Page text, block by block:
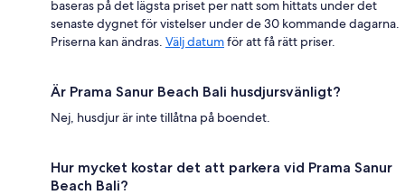
baseras på det lägsta priset per natt som hittats under det
senaste dygnet för vistelser under de 30 kommande dagarna.
Priserna kan ändras. Välj datumför att få rätt priser.
Är Prama Sanur Beach Bali husdjursvänligt?
Nej, husdjur är inte tillåtna på boendet.
Hur mycket kostar det att parkera vid Prama Sanur
Beach Bali?